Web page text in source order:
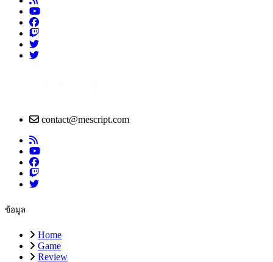
contact@mescript.com
ข้อมูล
Home
Game
Review